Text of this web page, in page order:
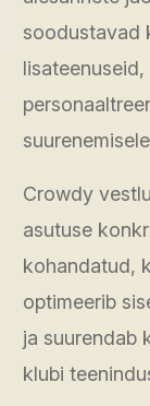
soodustavad
Crowdy
asutuse
kohandatud,
optimeerib
ja suurendab
klubi